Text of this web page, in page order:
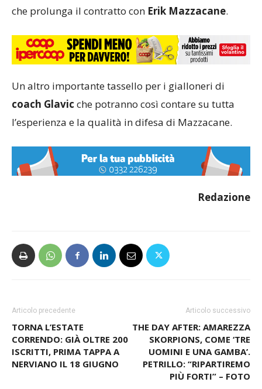
che prolunga il contratto con Erik Mazzacane.
Un altro importante tassello per i gialloneri di
coach Glavic che potranno così contare su tutta
l’esperienza e la qualità in difesa di Mazzacane.
Redazione
Articolo precedente
TORNA L’ESTATE
CORRENDO: GIÀ OLTRE 200
ISCRITTI, PRIMA TAPPA A
NERVIANO IL 18 GIUGNO
Articolo successivo
THE DAY AFTER: AMAREZZA
SKORPIONS, COME ‘TRE
UOMINI E UNA GAMBA’.
PETRILLO: “RIPARTIREMO
PIÙ FORTI” – FOTO